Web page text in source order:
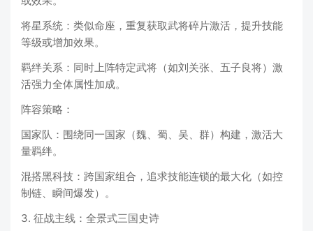
将星系统：类似命座，重复获取武将碎片激活，提升技能
等级或增加效果。
羁绊关系：同时上阵特定武将（如刘关张、五子良将）激
活强力全体属性加成。
阵容策略：
国家队：围绕同一国家（魏、蜀、吴、群）构建，激活大
量羁绊。
混搭黑科技：跨国家组合，追求技能连锁的最大化（如控
制链、瞬间爆发）。
3. 征战主线：全景式三国史诗